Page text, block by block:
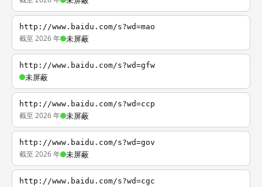
http://www.baidu.com/s?wd=mao
截至 2026 年 未屏蔽
http://www.baidu.com/s?wd=gfw
未屏蔽
http://www.baidu.com/s?wd=ccp
截至 2026 年 未屏蔽
http://www.baidu.com/s?wd=gov
截至 2026 年 未屏蔽
http://www.baidu.com/s?wd=cgc